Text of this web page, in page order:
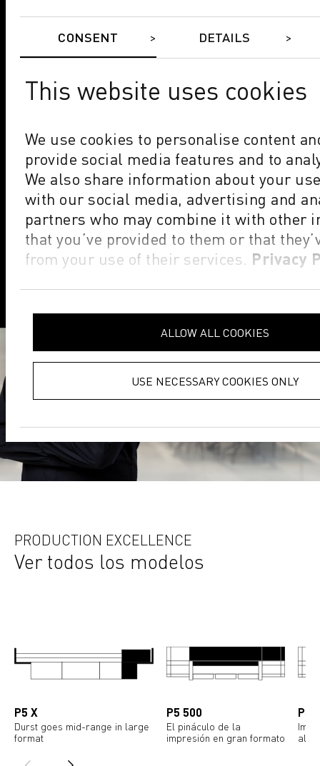
CONSENT DETAILS
This website uses cookies
We use cookies to personalise content
provide social media features and to
We also share information about your
with our social media, advertising and
partners who may combine it with other
that you’ve provided to them or that
from your use of their services. Privacy
ALLOW ALL COOKIES
USE NECESSARY COOKIES ONLY
Project Manager, P5 X
COMPANY
PRODUCTION EXCELLENCE
Ver todos los modelos
P5 X
Durst goes mid-range in large
format
P5 500
El pináculo de la
impresión en gran formato
P5
alta